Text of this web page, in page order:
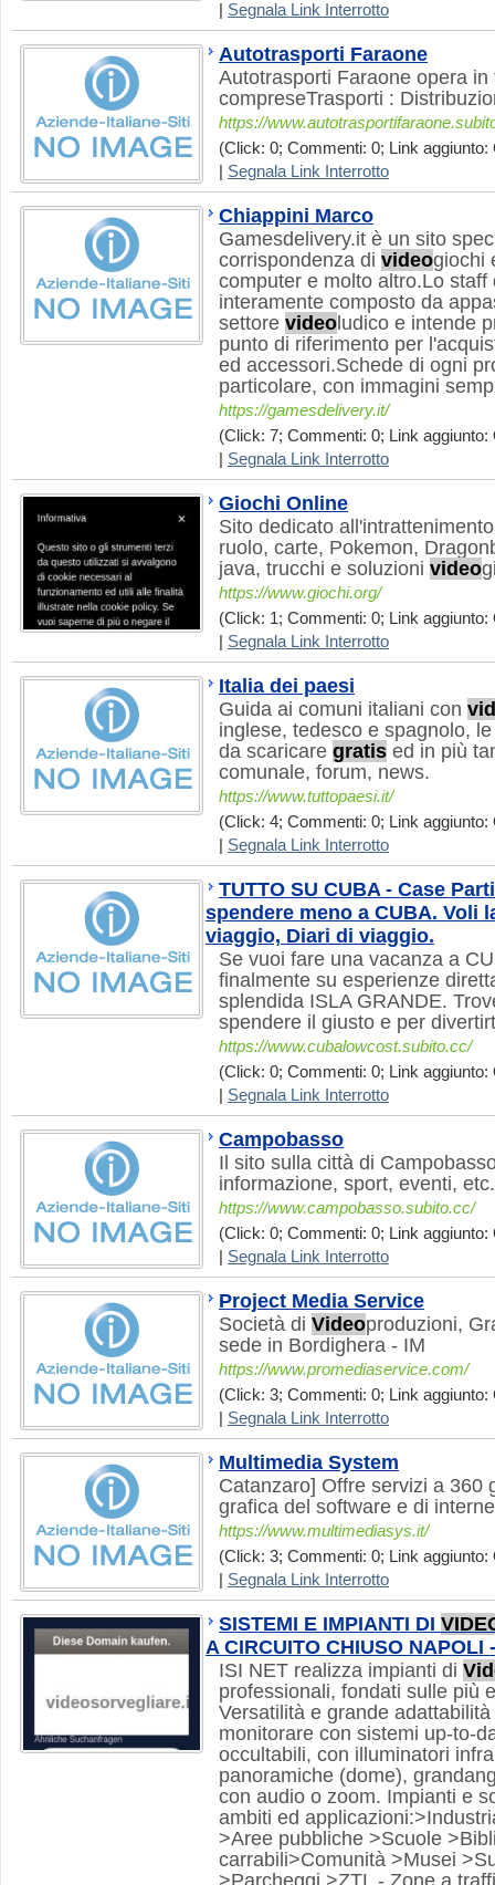
Segnala Link Interrotto
Autotrasporti Faraone
Autotrasporti Faraone opera
compreseTrasporti :
https://
(Click: 0; Commenti: 0; Link aggiunto:
Segnala Link Interrotto
Chiappini Marco
Gamesdelivery.it è un sito
corrispondenza di videogiochi
computer e molto altro.Lo staff
interamente composto da
settore video ludico e intende
punto di riferimento per
ed accessori.Schede di ogni
particolare, con immagini
https://gamesdelivery.it/
(Click: 7; Commenti: 0; Link aggiunto:
Segnala Link Interrotto
Giochi Online
Sito dedicato
ruolo, carte, Pokemon,
java, trucchi e soluzioni video
https://www.giochi.org/
(Click: 1; Commenti: 0; Link aggiunto:
Segnala Link Interrotto
Italia dei paesi
Guida ai comuni italiani con
inglese, tedesco e spagnolo,
da scaricare gratis ed in più
comunale, forum, news.
https://www.tuttopaesi.it/
(Click: 4; Commenti: 0; Link aggiunto:
Segnala Link Interrotto
TUTTO SU CUBA - Case
spendere meno a CUBA. Voli
viaggio, Diari di viaggio.
Se vuoi fare una vacanza a
finalmente su esperienze
splendida ISLA GRANDE.
spendere il giusto e per
https://www.cubalowcost.subito.cc/
(Click: 0; Commenti: 0; Link aggiunto:
Segnala Link Interrotto
Campobasso
Il sito sulla città di
informazione, sport, eventi, etc.
https://www.campobasso.subito.cc/
(Click: 0; Commenti: 0; Link aggiunto:
Segnala Link Interrotto
Project Media Service
Società di Videoproduzioni,
sede in Bordighera - IM
https://www.promediaservice.com/
(Click: 3; Commenti: 0; Link aggiunto:
Segnala Link Interrotto
Multimedia System
Catanzaro] Offre servizi a 360
grafica del software e di
https://www.multimediasys.it/
(Click: 3; Commenti: 0; Link aggiunto:
Segnala Link Interrotto
SISTEMI E IMPIANTI DI
A CIRCUITO CHIUSO NAPOLI
ISI NET realizza impianti di
professionali, fondati sulle più
Versatilità e grande
monitorare con sistemi up-to-
occultabili, con illuminatori
panoramiche (dome),
con audio o zoom. Impianti e
ambiti ed
>Aree pubbliche >Scuole
carrabili>Comunità >Musei
>Parcheggi >ZTL - Zone a